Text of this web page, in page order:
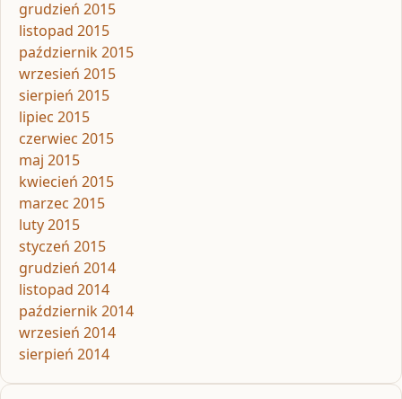
grudzień 2015
listopad 2015
październik 2015
wrzesień 2015
sierpień 2015
lipiec 2015
czerwiec 2015
maj 2015
kwiecień 2015
marzec 2015
luty 2015
styczeń 2015
grudzień 2014
listopad 2014
październik 2014
wrzesień 2014
sierpień 2014